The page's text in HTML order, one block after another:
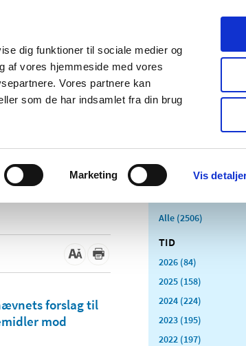
dig funktioner til sociale medier og
af vores hjemmeside med vores
Vores partnere kan
som de har indsamlet fra din brug
Marketing Vis
Om os Kontakt Udgivelser
og salg af
Medicinsk
Særlige
forslag til
mod
Alle (2506)
TID
2026 (84)
2025 (158)
2024 (224)
2023 (195)
2022 (197)